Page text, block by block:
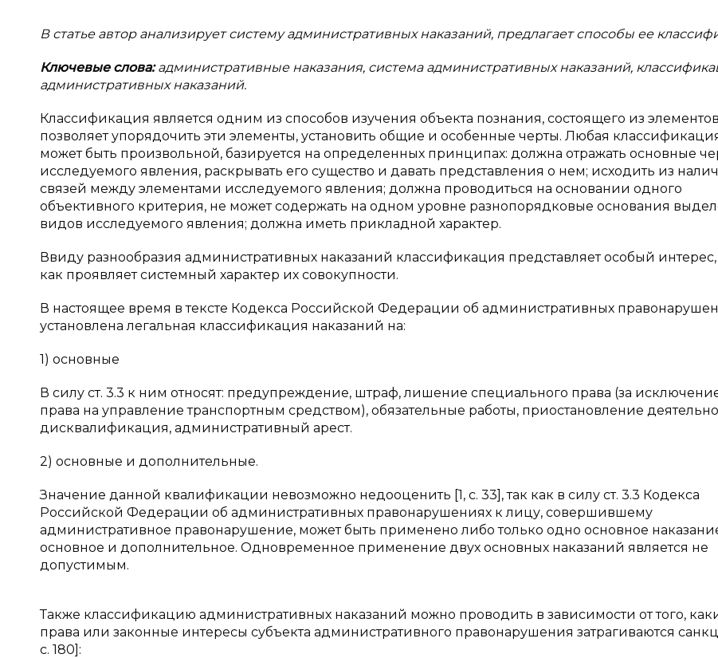
В статье автор анализирует систему административных наказаний, предлагает способы ее
Ключевые слова:административные наказания, система административных наказаний,
административных наказаний.
Классификация является одним из способов изучения объекта познания, состоящего из
позволяет упорядочить эти элементы, установить общие и особенные черты. Любая
может быть произвольной, базируется на определенных принципах: должна отражать основные
исследуемого явления, раскрывать его существо и давать представления о нем; исходить из
связей между элементами исследуемого явления; должна проводиться на основании одного
объективного критерия, не может содержать на одном уровне разнопорядковые основания
видов исследуемого явления; должна иметь прикладной характер.
Ввиду разнообразия административных наказаний классификация представляет особый интерес,
как проявляет системный характер их совокупности.
В настоящее время в тексте Кодекса Российской Федерации об административных
установлена легальная классификация наказаний на:
1) основные
В силу ст. 3.3 к ним относят: предупреждение, штраф, лишение специального права (за
права на управление транспортным средством), обязательные работы, приостановление
дисквалификация, административный арест.
2) основные и дополнительные.
Значение данной квалификации невозможно недооценить [1, с. 33], так как в силу ст. 3.3 Кодекса
Российской Федерации об административных правонарушениях к лицу, совершившему
административное правонарушение, может быть применено либо только одно основное
основное и дополнительное. Одновременное применение двух основных наказаний является не
допустимым.
Также классификацию административных наказаний можно проводить в зависимости от того,
права или законные интересы субъекта административного правонарушения затрагиваются
с. 180]: